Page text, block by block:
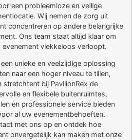
een probleemloze en veilige
Wij nemen de zorg uit
concentreren op andere belangrijke
Ons team staat altijd klaar om
vlekkeloos verloopt.
unieke en veelzijdige oplossing
naar een hoger niveau te tillen,
stretchtent bij PavilionRex de
en flexibele buitenruimtes,
en professionele service bieden
al uw evenementbehoeften.
met ons op en ontdek hoe
onvergetelijk kan maken met onze